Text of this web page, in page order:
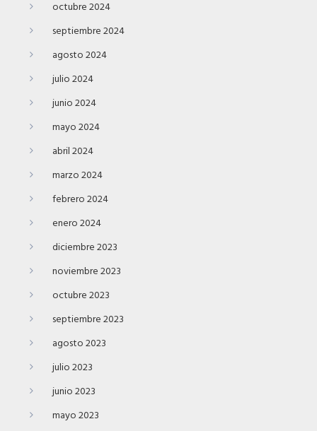
octubre 2024
septiembre 2024
agosto 2024
julio 2024
junio 2024
mayo 2024
abril 2024
marzo 2024
febrero 2024
enero 2024
diciembre 2023
noviembre 2023
octubre 2023
septiembre 2023
agosto 2023
julio 2023
junio 2023
mayo 2023